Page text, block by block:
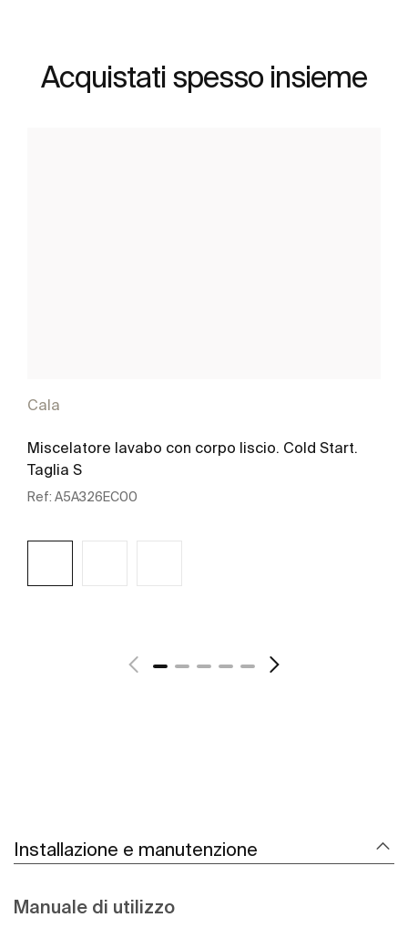
Acquistati spesso insieme
Cala
Miscelatore lavabo con corpo liscio. Cold Start.
Taglia S
Ref: A5A326EC00
Installazione e manutenzione
Manuale di utilizzo